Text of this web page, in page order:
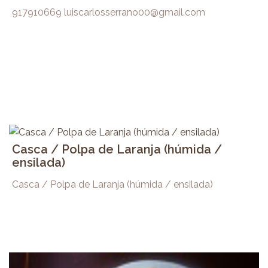
917910669 luiscarlosserrano00@gmail.com
Casca / Polpa de Laranja (húmida /
ensilada)
Casca / Polpa de Laranja (húmida / ensilada)